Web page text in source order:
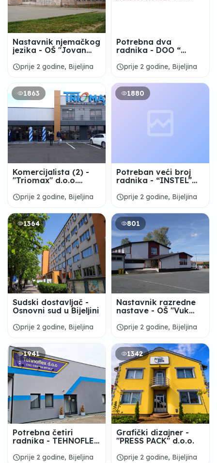
Nastavnik njemačkog
jezika - OŠ "Jovan
scheduleprije 2 godine, Bijeljina
Potrebna dva
radnika - DOO “
BIJELjINA
scheduleprije 2 godine, Bijeljina
1863
Komercijalista (2) -
"Triomax" d.o.o.
scheduleprije 2 godine, Bijeljina
1880
Potreban veći broj
radnika - “INSTEL”
scheduleprije 2 godine, Bijeljina
1364
Sudski dostavljač -
Osnovni sud u Bijeljini
scheduleprije 2 godine, Bijeljina
801
Nastavnik razredne
nastave - OŠ "Vuk
scheduleprije 2 godine, Bijeljina
1941
Potrebna četiri
radnika - TEHNOFLEX
scheduleprije 2 godine, Bijeljina
1342
Grafički dizajner -
"PRESS PACK" d.o.o.
scheduleprije 2 godine, Bijeljina